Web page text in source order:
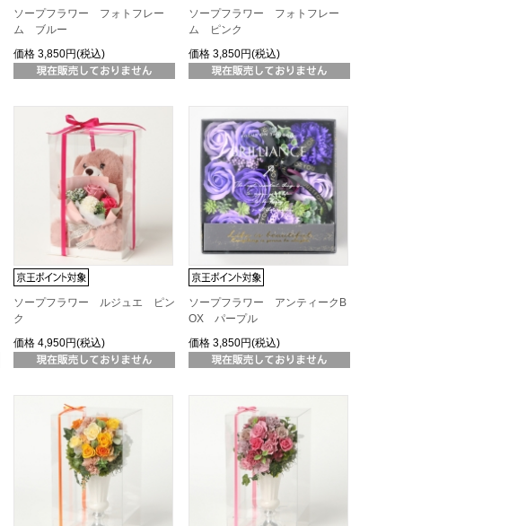
ソープフラワー フォトフレー
ム ブルー
価格 3,850円(税込)
ソープフラワー フォトフレー
ム ピンク
価格 3,850円(税込)
ソープフラワー ルジュエ ピン
ク
価格 4,950円(税込)
ソープフラワー アンティークB
OX パープル
価格 3,850円(税込)